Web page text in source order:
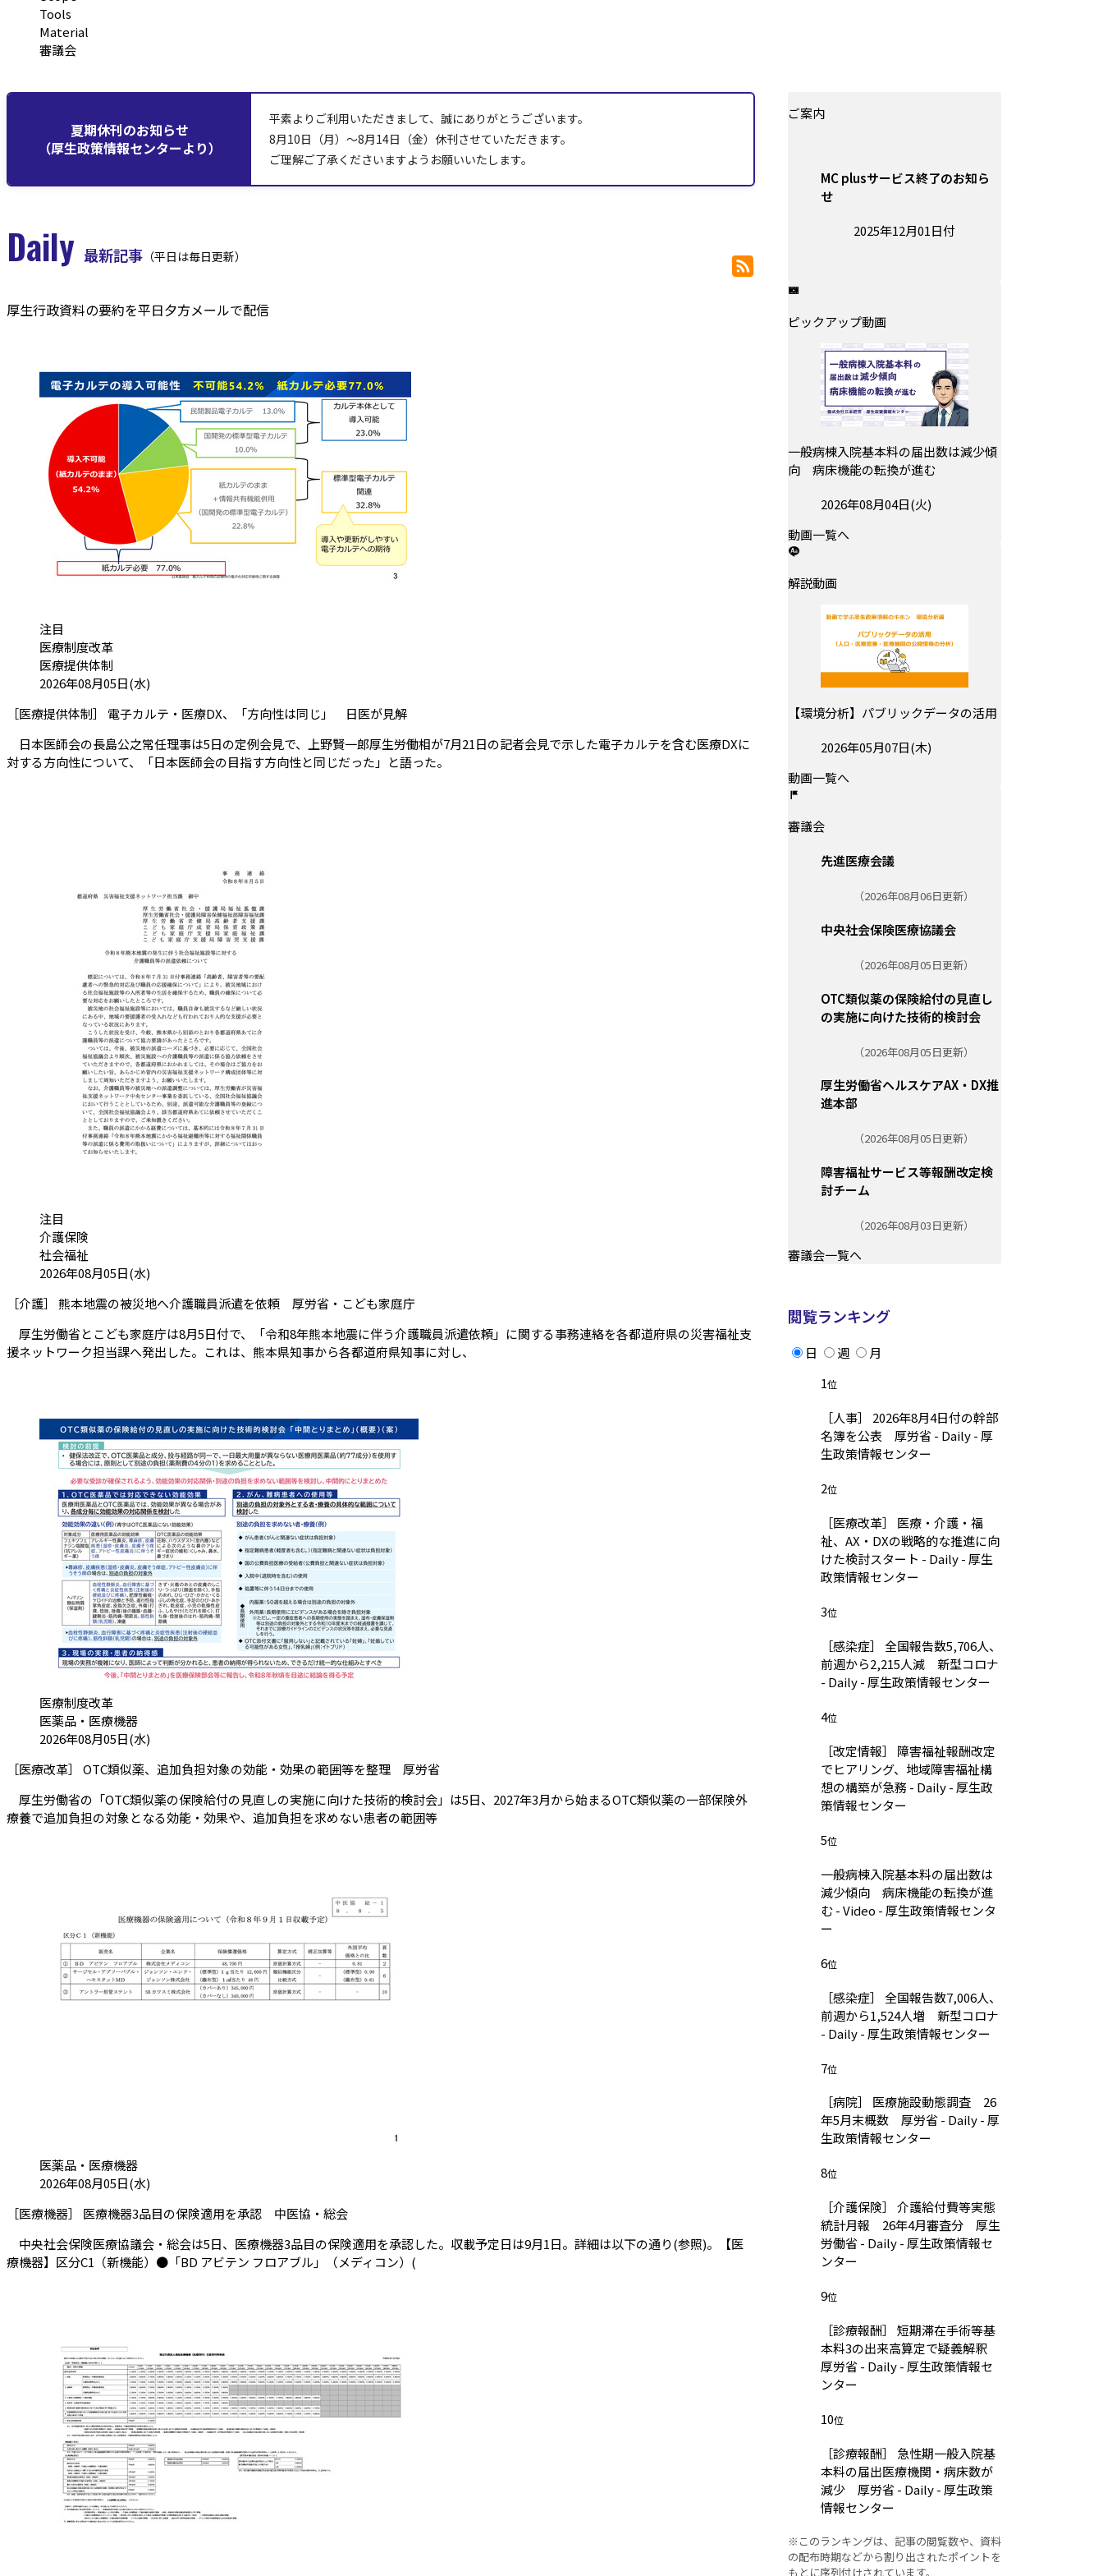
Tools
Material
審議会
夏期休刊のお知らせ
（厚生政策情報センターより）
平素よりご利用いただきまして、誠にありがとうございます。
8月10日（月）～8月14日（金）休刊させていただきます。
ご理解ご了承くださいますようお願いいたします。
Daily 最新記事（平日は毎日更新）
厚生行政資料の要約を平日夕方メールで配信
カテゴリ:
注目
医療制度改革
医療提供体制
投稿日:2026年08月05日(水)
［医療提供体制］ 電子カルテ・医療DX、「方向性は同じ」 日医が見解（会員限定記事）
日本医師会の長島公之常任理事は5日の定例会見で、上野賢一郎厚生労働相が7月21日の記者会見で示した電子カルテを含む医療DXに
対する方向性について、「日本医師会の目指す方向性と同じだった」と語った。
カテゴリ:
注目
介護保険
社会福祉
投稿日:2026年08月05日(水)
［介護］ 熊本地震の被災地へ介護職員派遣を依頼 厚労省・こども家庭庁（会員限定記事）
厚生労働省とこども家庭庁は8月5日付で、「令和8年熊本地震に伴う介護職員派遣依頼」に関する事務連絡を各都道府県の災害福祉支
援ネットワーク担当課へ発出した。これは、熊本県知事から各都道府県知事に対し、
カテゴリ:医療制度改革
医薬品・医療機器
投稿日:2026年08月05日(水)
［医療改革］ OTC類似薬、追加負担対象の効能・効果の範囲等を整理 厚労省（会員限定記事）
厚生労働省の「OTC類似薬の保険給付の見直しの実施に向けた技術的検討会」は5日、2027年3月から始まるOTC類似薬の一部保険外
療養で追加負担の対象となる効能・効果や、追加負担を求めない患者の範囲等
カテゴリ:医薬品・医療機器
投稿日:2026年08月05日(水)
［医療機器］ 医療機器3品目の保険適用を承認 中医協・総会（会員限定記事）
中央社会保険医療協議会・総会は5日、医療機器3品目の保険適用を承認した。収載予定日は9月1日。詳細は以下の通り(参照)。【医
療機器】区分C1（新機能）●「BD アビテン フロアブル」（メディコン）(
ご案内
MC plusサービス終了のお知ら
せ
投稿日:2025年12月01日付
ピックアップ動画
一般病棟入院基本料の届出数は減少傾
向 病床機能の転換が進む
投稿日:2026年08月04日(火)
動画一覧へ
解説動画
【環境分析】パブリックデータの活用
投稿日:2026年05月07日(木)
動画一覧へ
審議会
先進医療会議
（2026年08月06日更新）
中央社会保険医療協議会
（2026年08月05日更新）
OTC類似薬の保険給付の見直し
の実施に向けた技術的検討会
（2026年08月05日更新）
厚生労働省ヘルスケアAX・DX推
進本部
（2026年08月05日更新）
障害福祉サービス等報酬改定検
討チーム
（2026年08月03日更新）
審議会一覧へ
閲覧ランキング
日 週
月
1位
［人事］ 2026年8月4日付の幹部
名簿を公表 厚労省 - Daily - 厚
生政策情報センター
2位
［医療改革］ 医療・介護・福
祉、AX・DXの戦略的な推進に向
けた検討スタート - Daily - 厚生
政策情報センター
3位
［感染症］ 全国報告数5,706人、
前週から2,215人減 新型コロナ
- Daily - 厚生政策情報センター
4位
［改定情報］ 障害福祉報酬改定
でヒアリング、地域障害福祉構
想の構築が急務 - Daily - 厚生政
策情報センター
5位
一般病棟入院基本料の届出数は
減少傾向 病床機能の転換が進
む - Video - 厚生政策情報センタ
ー
6位
［感染症］ 全国報告数7,006人、
前週から1,524人増 新型コロナ
- Daily - 厚生政策情報センター
7位
［病院］ 医療施設動態調査 26
年5月末概数 厚労省 - Daily - 厚
生政策情報センター
8位
［介護保険］ 介護給付費等実態
統計月報 26年4月審査分 厚生
労働省 - Daily - 厚生政策情報セ
ンター
9位
［診療報酬］ 短期滞在手術等基
本料3の出来高算定で疑義解釈
厚労省 - Daily - 厚生政策情報セ
ンター
10位
［診療報酬］ 急性期一般入院基
本料の届出医療機関・病床数が
減少 厚労省 - Daily - 厚生政策
情報センター
※このランキングは、記事の閲覧数や、資料
の配布時期などから割り出されたポイントを
もとに序列付けされています。